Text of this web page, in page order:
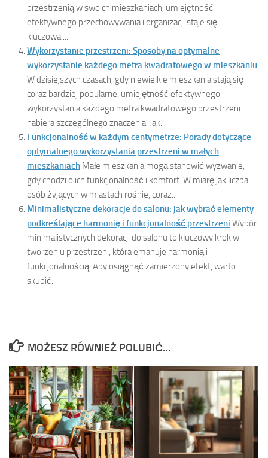
przestrzenią w swoich mieszkaniach, umiejętność
efektywnego przechowywania i organizacji staje się
kluczowa....
Wykorzystanie przestrzeni: Sposoby na optymalne
wykorzystanie każdego metra kwadratowego w mieszkaniu
W dzisiejszych czasach, gdy niewielkie mieszkania stają się
coraz bardziej popularne, umiejętność efektywnego
wykorzystania każdego metra kwadratowego przestrzeni
nabiera szczególnego znaczenia. Jak...
Funkcjonalność w każdym centymetrze: Porady dotyczące
optymalnego wykorzystania przestrzeni w małych
mieszkaniach Małe mieszkania mogą stanowić wyzwanie,
gdy chodzi o ich funkcjonalność i komfort. W miarę jak liczba
osób żyjących w miastach rośnie, coraz...
Minimalistyczne dekoracje do salonu: jak wybrać elementy
podkreślające harmonię i funkcjonalność przestrzeni Wybór
minimalistycznych dekoracji do salonu to kluczowy krok w
tworzeniu przestrzeni, która emanuje harmonią i
funkcjonalnością. Aby osiągnąć zamierzony efekt, warto
skupić...
MOŻESZ RÓWNIEŻ POLUBIĆ…